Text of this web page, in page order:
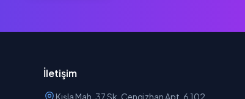
İletişim
Kışla Mah. 37 Sk. Cengizhan Apt. 6 102